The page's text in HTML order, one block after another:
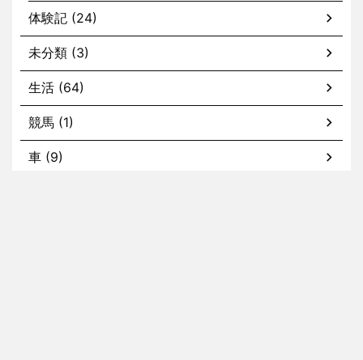
体験記 (24)
未分類 (3)
生活 (64)
競馬 (1)
車 (9)